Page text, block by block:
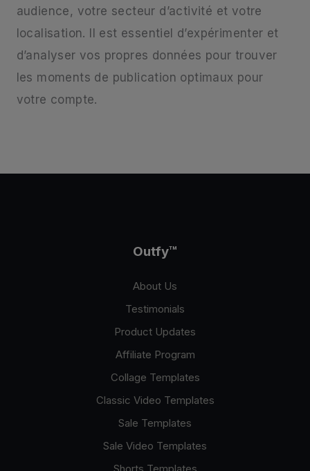
audience, votre secteur d’activité et votre
localisation. Il est essentiel d’expérimenter et
d’analyser vos propres données pour trouver
les moments de publication optimaux pour
votre compte.
Outfy™
About Us
Testimonials
Product Updates
Affiliate Program
Collage Templates
Classic Video Templates
Sale Templates
Sale Video Templates